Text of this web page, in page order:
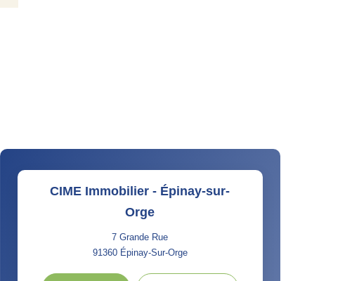
CIME Immobilier - Épinay-sur-
Orge
7 Grande Rue
91360 Épinay-Sur-Orge